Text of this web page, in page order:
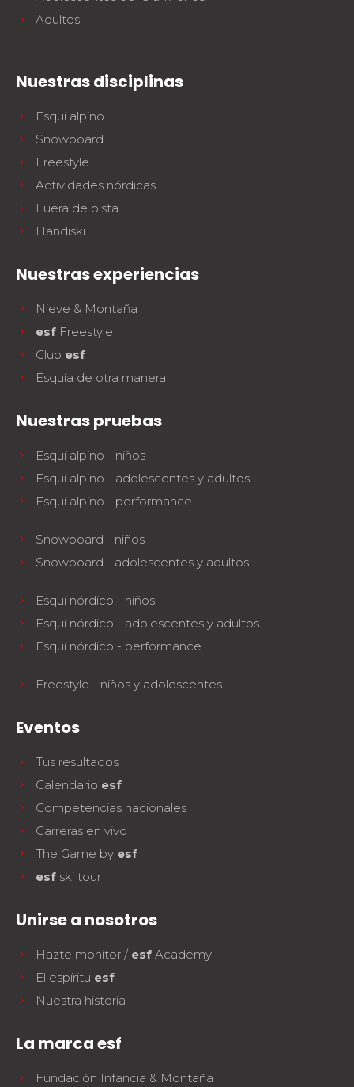
Adultos
Nuestras disciplinas
Esquí alpino
Snowboard
Freestyle
Actividades nórdicas
Fuera de pista
Handiski
Nuestras experiencias
Nieve & Montaña
esf Freestyle
Club esf
Esquía de otra manera
Nuestras pruebas
Esquí alpino - niños
Esquí alpino - adolescentes y adultos
Esquí alpino - performance
Snowboard - niños
Snowboard - adolescentes y adultos
Esquí nórdico - niños
Esquí nórdico - adolescentes y adultos
Esquí nórdico - performance
Freestyle - niños y adolescentes
Eventos
Tus resultados
Calendario esf
Competencias nacionales
Carreras en vivo
The Game by esf
esf ski tour
Unirse a nosotros
Hazte monitor / esf Academy
El espíritu esf
Nuestra historia
La marca esf
Fundación Infancia & Montaña